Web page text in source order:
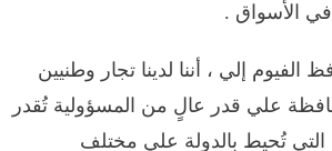
الأسواق .
الفيوم إلي ، أننا لدينا تجار وطنيين
علي قدر عالٍ من المسؤولية تُقدر
التي تُحيط بالدولة علي مختلف